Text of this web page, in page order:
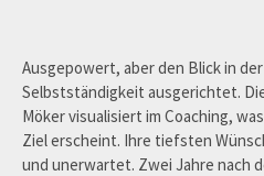
Ausgepowert, aber den Blick in
Selbstständigkeit ausgerichtet.
Möker visualisiert im Coaching,
Ziel erscheint. Ihre tiefsten
und unerwartet. Zwei Jahre nach